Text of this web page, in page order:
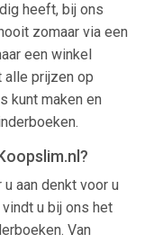
heeft, bij ons
zomaar via een
een winkel
alle prijzen op
kunt maken en
aan denkt voor u
u bij ons het
Van